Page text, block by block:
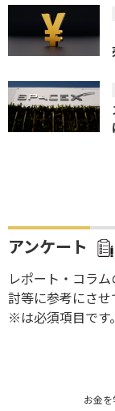
アンケート
レポート・コラ
討等に参考にさせ
※は必須項目です。
お金